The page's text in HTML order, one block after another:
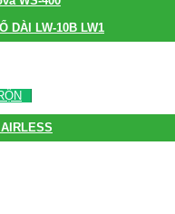
DÀI LW-10B LW1